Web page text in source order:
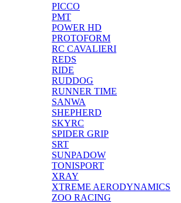
PICCO
PMT
POWER HD
PROTOFORM
RC CAVALIERI
REDS
RIDE
RUDDOG
RUNNER TIME
SANWA
SHEPHERD
SKYRC
SPIDER GRIP
SRT
SUNPADOW
TONISPORT
XRAY
XTREME AERODYNAMICS
ZOO RACING